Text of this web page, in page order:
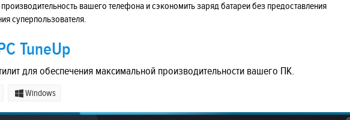
вашего телефона и сэкономить заряд батареи без предоставления
суперпользователя.
TuneUp
для обеспечения максимальной производительности вашего ПК.
Windows